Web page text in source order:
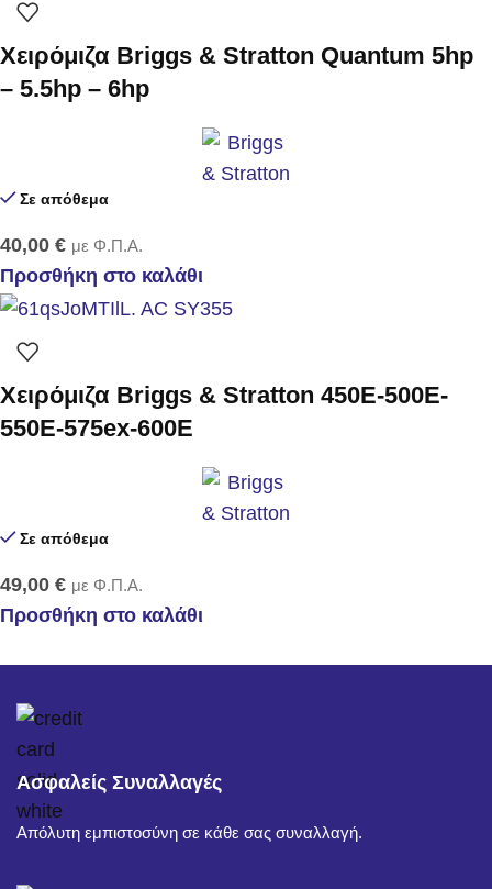
Χειρόμιζα Briggs & Stratton Quantum 5hp
– 5.5hp – 6hp
Σε απόθεμα
40,00 € με Φ.Π.Α.
Προσθήκη στο καλάθι
Χειρόμιζα Briggs & Stratton 450E-500E-
550E-575ex-600E
Σε απόθεμα
49,00 € με Φ.Π.Α.
Προσθήκη στο καλάθι
Ασφαλείς Συναλλαγές
Απόλυτη εμπιστοσύνη σε κάθε σας συναλλαγή.